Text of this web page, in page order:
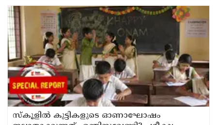
സ്‌കൂളില്‍ കുട്ടികളുടെ ഓണാഘോഷം